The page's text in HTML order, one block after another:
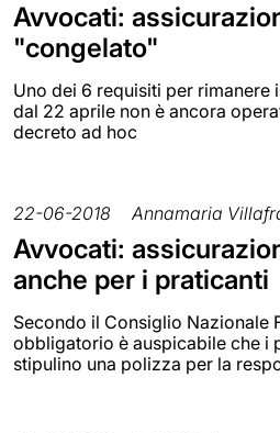
Avvocati:
"congelato"
Uno dei 6 requisiti per
dal 22 aprile non è ancora
decreto ad hoc
22-06-2018 Annamaria
Avvocati:
anche per i praticanti
Secondo il Consiglio Nazionale
obbligatorio è auspicabile che i
stipulino una polizza per la